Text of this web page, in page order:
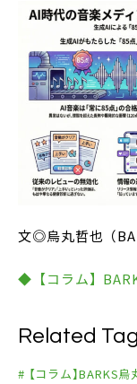
文◎烏丸哲也（
◆【コラム】
Related
# 【コラム】BARKS